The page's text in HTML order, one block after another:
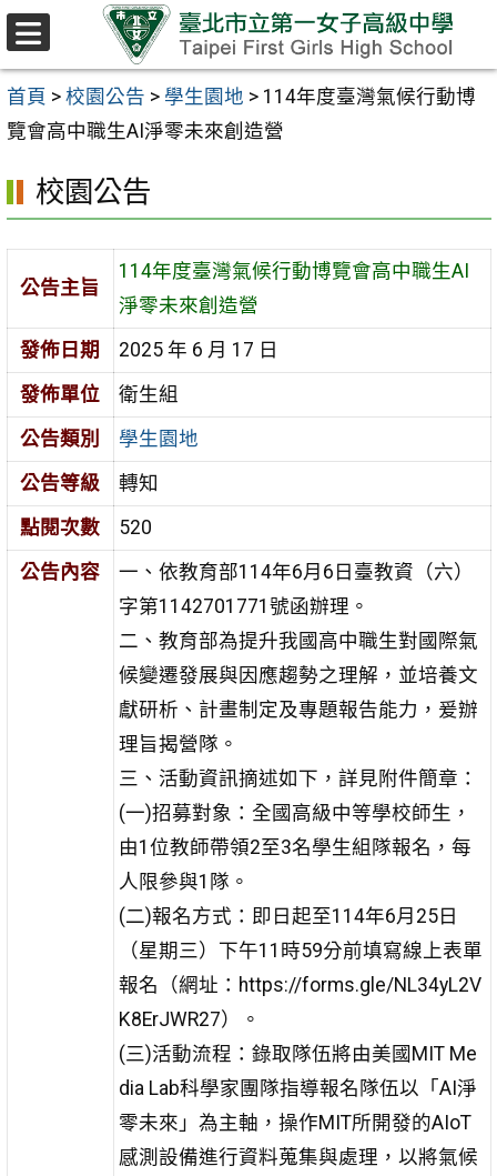
跳至主要內容區
首頁 > 校園公告 > 學生園地 > 114年度臺灣氣候行動博
覽會高中職生AI淨零未來創造營
校園公告
公告主旨
114年度臺灣氣候行動博覽會高中職生AI
淨零未來創造營
發佈日期
2025 年 6 月 17 日
發佈單位
衛生組
公告類別
學生園地
公告等級
轉知
點閱次數
520
公告內容
一、依教育部114年6月6日臺教資（六）
字第1142701771號函辦理。
二、教育部為提升我國高中職生對國際氣
候變遷發展與因應趨勢之理解，並培養文
獻研析、計畫制定及專題報告能力，爰辦
理旨揭營隊。
三、活動資訊摘述如下，詳見附件簡章：
(一)招募對象：全國高級中等學校師生，
由1位教師帶領2至3名學生組隊報名，每
人限參與1隊。
(二)報名方式：即日起至114年6月25日
（星期三）下午11時59分前填寫線上表單
報名（網址：https://forms.gle/NL34yL2V
K8ErJWR27）。
(三)活動流程：錄取隊伍將由美國MIT Me
dia Lab科學家團隊指導報名隊伍以「AI淨
零未來」為主軸，操作MIT所開發的AIoT
感測設備進行資料蒐集與處理，以將氣候
選
單